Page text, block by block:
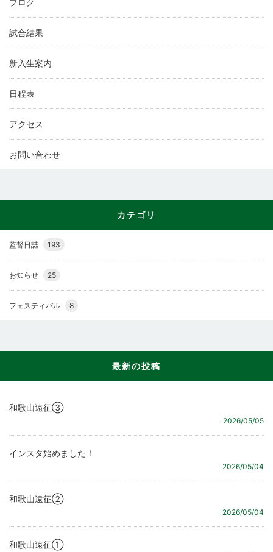
試合結果
新入生案内
日程表
アクセス
お問い合わせ
カテゴリ
監督日誌 193
お知らせ 25
フェスティバル 8
最新の投稿
和歌山遠征③
2026/05/05
インスタ始めました！
2026/05/04
和歌山遠征②
2026/05/04
和歌山遠征①